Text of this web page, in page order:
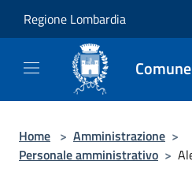
Regione Lombardia
Home > Amministrazione >
Personale amministrativo >